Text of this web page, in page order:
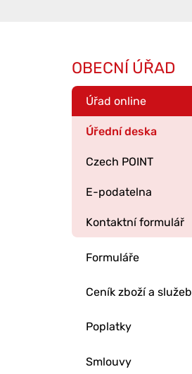
OBECNÍ ÚŘAD
Úřad online
Úřední deska
Czech POINT
E-podatelna
Kontaktní formulář
Formuláře
Ceník zboží a služeb
Poplatky
Smlouvy